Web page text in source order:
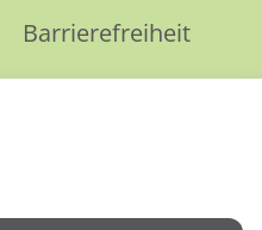
Barrierefreiheit